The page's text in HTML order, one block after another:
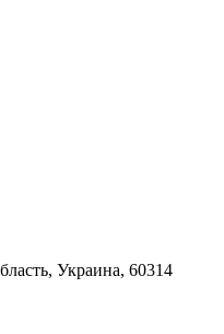
Украина, 60314